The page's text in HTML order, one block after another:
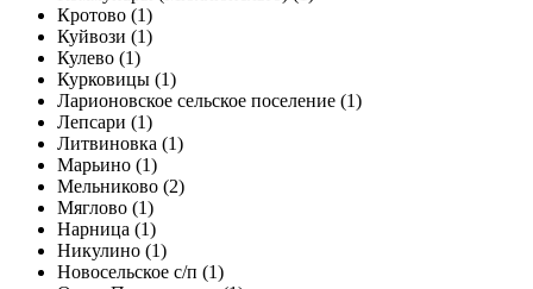
Кротово (1)
Куйвози (1)
Кулево (1)
Курковицы (1)
Ларионовское сельское поселение (1)
Лепсари (1)
Литвиновка (1)
Марьино (1)
Мельниково (2)
Мяглово (1)
Нарница (1)
Никулино (1)
Новосельское с/п (1)